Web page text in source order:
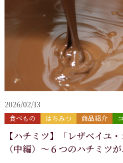
2026/02/13
食べもの はちみつ 商品紹介
【ハチミツ】「レザベイユ
（中編）～６つのハチミツ